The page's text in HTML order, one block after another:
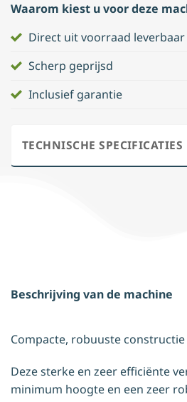
Waarom kiest u voor deze
Direct uit voorraad leverbaar
Scherp geprijsd
Inclusief garantie
TECHNISCHE SPECIFICATIES
Beschrijving van de machine
Compacte, robuuste constructie
Deze sterke en zeer efficiënte
minimum hoogte en een zeer